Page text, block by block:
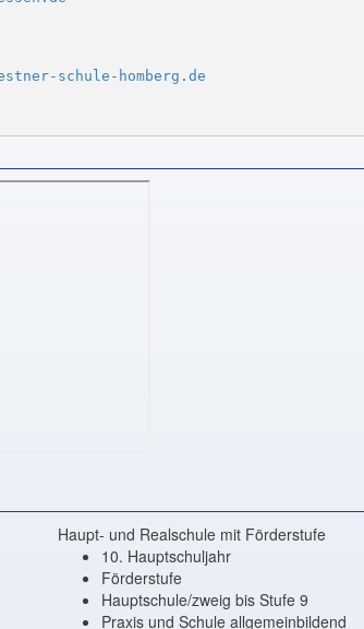
schule-homberg.de
Haupt- und Realschule mit Förderstufe
10. Hauptschuljahr
Förderstufe
Hauptschule/zweig bis Stufe 9
Praxis und Schule allgemeinbildend